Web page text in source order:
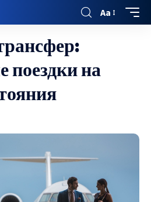
Aa
на